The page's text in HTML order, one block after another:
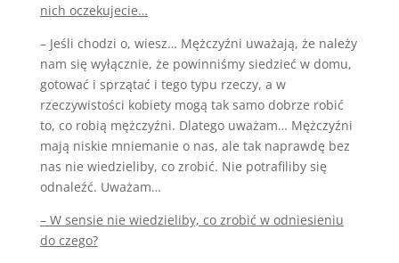
nich oczekujecie…
– Jeśli chodzi o, wiesz… Mężczyźni uważają, że należy
nam się wyłącznie, że powinniśmy siedzieć w domu,
gotować i sprzątać i tego typu rzeczy, a w
rzeczywistości kobiety mogą tak samo dobrze robić
to, co robią mężczyźni. Dlatego uważam… Mężczyźni
mają niskie mniemanie o nas, ale tak naprawdę bez
nas nie wiedzieliby, co zrobić. Nie potrafiliby się
odnaleźć. Uważam…
– W sensie nie wiedzieliby, co zrobić w odniesieniu
do czego?